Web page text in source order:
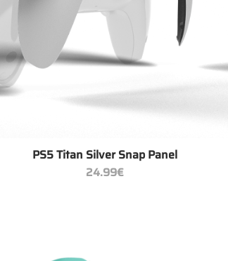
PS5 Titan Silver Snap Panel
24.99€